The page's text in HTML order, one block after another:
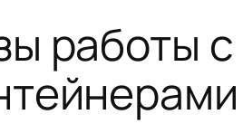
работы